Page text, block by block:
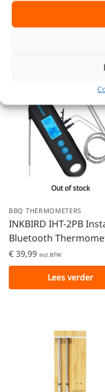
Categorieën:
Out of stock
BBQ THERMOMETERS
INKBIRD IHT-2PB
Bluetooth
€ 39,99 incl. BTW
Lees verder